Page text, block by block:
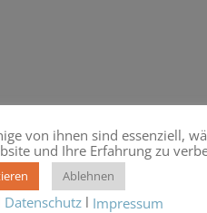
von ihnen sind essenziell,
und Ihre Erfahrung zu
Ablehnen
Datenschutzl Impressum